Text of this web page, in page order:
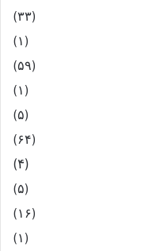
(۳۳)
(۱)
(۵۹)
(۱)
(۵)
(۶۴)
(۴)
(۵)
(۱۶)
(۱)